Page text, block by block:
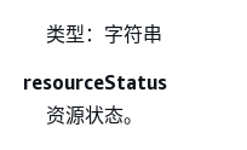
类型：字符串
resourceStatus
资源状态。